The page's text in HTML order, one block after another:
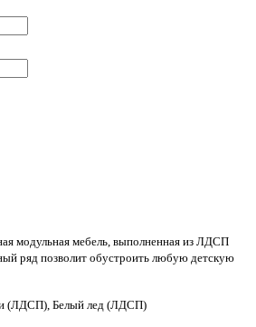
модульная мебель, выполненная из ЛДСП
ряд позволит обустроить любую детскую
(ЛДСП), Белый лед (ЛДСП)